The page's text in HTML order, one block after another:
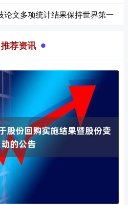
论文多项统计结果保持世界第一
推荐资讯